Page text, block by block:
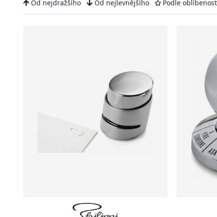
Od nejdražšího Od nejlevnějšího Podle